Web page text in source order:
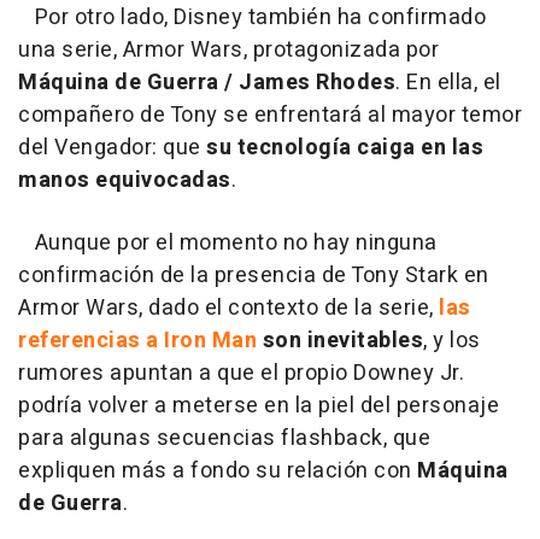
Por otro lado, Disney también ha confirmado
una serie, Armor Wars, protagonizada por
Máquina de Guerra / James Rhodes. En ella, el
compañero de Tony se enfrentará al mayor temor
del Vengador: que su tecnología caiga en las
manos equivocadas.
Aunque por el momento no hay ninguna
confirmación de la presencia de Tony Stark en
Armor Wars, dado el contexto de la serie, las
referencias a Iron Man son inevitables, y los
rumores apuntan a que el propio Downey Jr.
podría volver a meterse en la piel del personaje
para algunas secuencias flashback, que
expliquen más a fondo su relación con Máquina
de Guerra.